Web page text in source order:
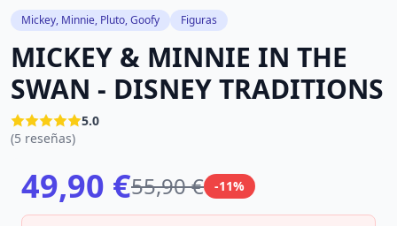
Mickey, Minnie, Pluto, Goofy Figuras
MICKEY & MINNIE IN THE
SWAN - DISNEY TRADITIONS
5.0
(5 reseñas)
49,90 €55,90 € -11%